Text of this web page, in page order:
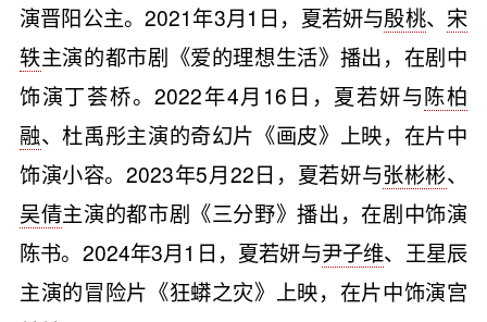
演晋阳公主。2021年3月1日，夏若妍与殷桃、 宋
轶主演的都市剧《爱的理想生活》播出，在剧中
饰演丁荟桥。2022年4月16日，夏若妍与陈柏
融、杜禹彤主演的奇幻片《画皮》上映，在片中
饰演小容。2023年5月22日，夏若妍与张彬彬、
吴倩主演的都市剧《三分野》播出，在剧中饰演
陈书。2024年3月1日，夏若妍与尹子维、王星辰
主演的冒险片《狂蟒之灾》上映，在片中饰演宫